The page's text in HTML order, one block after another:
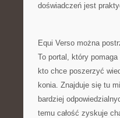
doświadczeń jest
Equi Verso można
To portal, który
kto chce poszerzyć
konia. Znajduje się tu
bardziej
temu całość zyskuje